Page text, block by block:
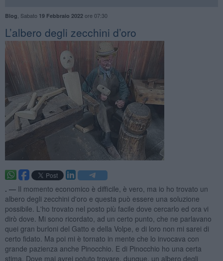
Blog Sabato 19 Febbraio 2022ore 07:30
L’albero degli zecchini d’oro
. — Il momento economico è difficile, è vero, ma io ho trovato un
albero degli zecchini d'oro e questa può essere una soluzione
possibile. L'ho trovato nel posto più facile dove cercarlo ed ora vi
dirò dove. Mi sono ricordato, ad un certo punto, che ne parlavano
quei gran burloni del Gatto e della Volpe, e di loro non mi sarei di
certo fidato. Ma poi mi è tornato in mente che lo invocava con
grande pazienza anche Pinocchio. E di Pinocchio ho una certa
stima. Dove mai avrei potuto trovare, dunque, un albero degli